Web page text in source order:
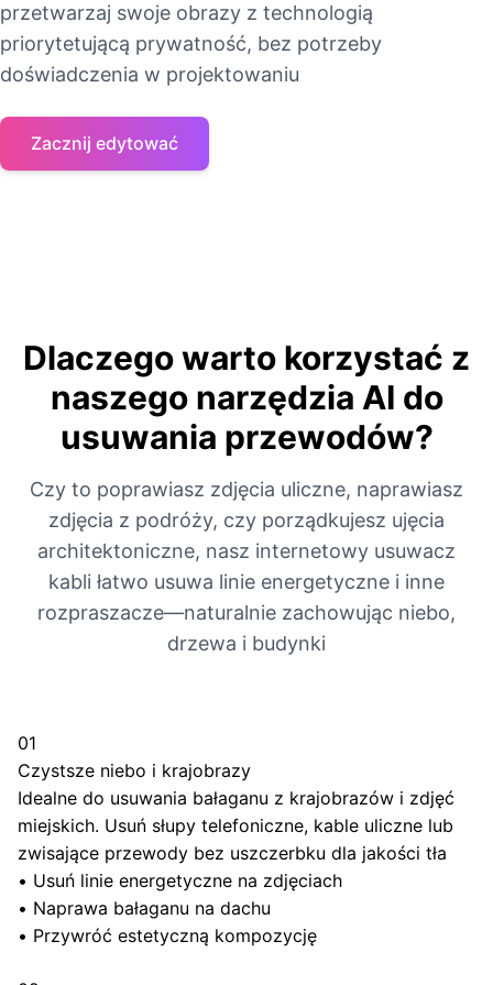
przetwarzaj swoje obrazy z technologią
priorytetującą prywatność, bez potrzeby
doświadczenia w projektowaniu
Zacznij edytować
Dlaczego warto korzystać z
naszego narzędzia AI do
usuwania przewodów?
Czy to poprawiasz zdjęcia uliczne, naprawiasz
zdjęcia z podróży, czy porządkujesz ujęcia
architektoniczne, nasz internetowy usuwacz
kabli łatwo usuwa linie energetyczne i inne
rozpraszacze—naturalnie zachowując niebo,
drzewa i budynki
01
Czystsze niebo i krajobrazy
Idealne do usuwania bałaganu z krajobrazów i zdjęć
miejskich. Usuń słupy telefoniczne, kable uliczne lub
zwisające przewody bez uszczerbku dla jakości tła
• Usuń linie energetyczne na zdjęciach
• Naprawa bałaganu na dachu
• Przywróć estetyczną kompozycję